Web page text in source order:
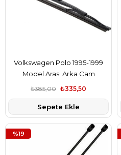
Volkswagen Polo 1995-1999
Model Arası Arka Cam
Sileceği Valeo Marka 1326285
₺335,50
₺385,00
Sepete Ekle
%19